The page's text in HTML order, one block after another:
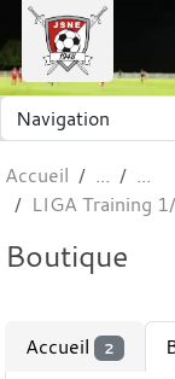
Accueil
LIGA Training
Boutique
Accueil 2
Panneau de